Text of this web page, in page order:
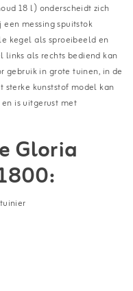
18 l) onderscheidt zich
messing spuitstok
kegel als sproeibeeld en
links als rechts bediend kan
gebruik in grote tuinen, in de
sterke kunststof model kan
is uitgerust met
Gloria